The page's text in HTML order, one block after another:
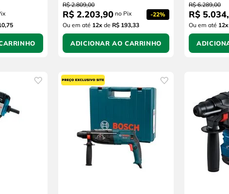
R$ 2.809,00
R$ 2.203,90 no Pix -22%
Ou em até 12x de R$ 193,33
ADICIONAR AO CARRINHO
R$ 6.289,00
R$ 5.034,
Ou em até 12x